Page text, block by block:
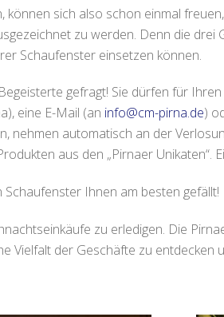
können sich also schon einmal
zu werden. Denn die
Schaufenster einsetzen können.
gefragt! Sie dürfen für
eine E-Mail (an info@cm-pirna.de)
nehmen automatisch an der
aus den „Pirnaer Unikaten“.
Ihnen am besten gefällt!
zu erledigen. Die
Vielfalt der Geschäfte zu entdecken